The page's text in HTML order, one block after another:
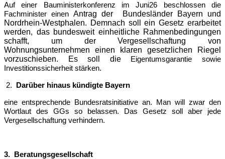
Auf einer Bauministerkonferenz im Juni26 beschlossen die
Fachminister einenAntrag der
Bundesländer Bayern und
Nordrhein-Westphalen. Demnach soll ein Gesetz erarbeitet
werden, das bundesweit einheitliche Rahmenbedingungen
schafft, um der Vergesellschaftung von
Wohnungsunternehmen einen klaren gesetzlichen Riegel
vorzuschieben. Es soll die
Eigentumsgarantie sowie
Investitionssicherheit stärken.
2. Darüber hinaus kündigte Bayern
eine entsprechende Bundesratsinitiative an. Man will zwar den
Wortlaut des GGs so belassen. Das Gesetz soll aber jede
Vergesellschaftung verhindern.
3. Beratungsgesellschaft